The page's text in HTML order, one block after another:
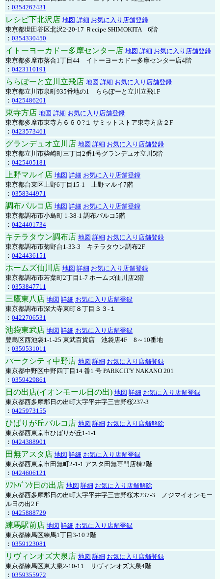
： 0354262431
レシピ下北沢店 地図 詳細 お気に入り店舗登録
東京都世田谷区北沢2-20-17 Ｒecipe SHIMOKITA 6階
： 0354330450
イトーヨーカドー多摩センター店 地図 詳細 お気に入り店舗登録
東京都多摩市落合1丁目44 イトーヨーカドー多摩センター店4階
： 0423110191
ららぽーと立川立飛店 地図 詳細 お気に入り店舗登録
東京都立川市泉町935番地の1 ららぽーと立川立飛1F
： 0425486201
東寺方店 地図 詳細 お気に入り店舗登録
東京都多摩市東寺方６６０?１ サミットストア東寺方店２F
： 0423573461
グランデュオ立川店 地図 詳細 お気に入り店舗登録
東京都立川市柴崎町三丁目2番1号グランデュオ立川5階
： 0425405181
上野マルイ店 地図 詳細 お気に入り店舗登録
東京都台東区上野6丁目15-1 上野マルイ7階
： 0358344971
調布パルコ店 地図 詳細 お気に入り店舗登録
東京都調布市小島町 1-38-1 調布パルコ5階
： 0424401734
キテラタウン調布店 地図 詳細 お気に入り店舗登録
東京都調布市菊野台1-33-3 キテラタウン調布2F
： 0424436151
ホームズ仙川店 地図 詳細 お気に入り店舗登録
東京都調布市若葉町2丁目1-7 ホームズ仙川店2階
： 0353847711
三鷹東八店 地図 詳細 お気に入り店舗登録
東京都調布市深大寺東町８丁目３３-１
： 0422706531
池袋東武店 地図 詳細 お気に入り店舗登録
豊島区西池袋1-1-25 東武百貨店 池袋店4F 8～10番地
： 0359531011
パークシティ中野店 地図 詳細 お気に入り店舗登録
東京都中野区中野四丁目14 番1 号 PARKCITY NAKANO 201
： 0359429861
日の出店(イオンモール日の出) 地図 詳細 お気に入り店舗登録
東京都西多摩郡日の出町大字平井字三吉野桜237-3
： 0425973155
ひばりが丘パルコ店 地図 詳細 お気に入り店舗解除
東京都西東京市ひばりが丘1-1-1
： 0424388901
田無アスタ店 地図 詳細 お気に入り店舗登録
東京都西東京市田無町2-1-1 アスタ田無専門店棟2階
： 0424606121
ｿﾌﾄﾊﾞﾝｸ日の出店 地図 詳細 お気に入り店舗解除
東京都西多摩郡日の出町大字平井字三吉野桜木237-3 ノジマイオンモー
ル日の出2Ｆ
： 0425888729
練馬駅前店 地図 詳細 お気に入り店舗登録
東京都練馬区練馬1丁目3-10 2階
： 0359123081
リヴィンオズ大泉店 地図 詳細 お気に入り店舗登録
東京都練馬区東大泉2-10-11 リヴィンオズ大泉4階
： 0359355972